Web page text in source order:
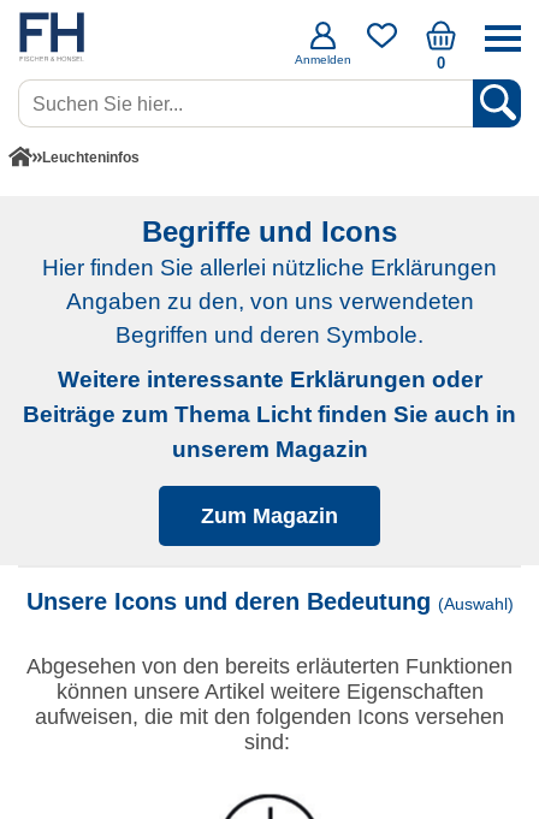
Anmelden 0
Leuchteninfos
Begriffe und Icons
Hier finden Sie allerlei nützliche Erklärungen
Angaben zu den, von uns verwendeten
Begriffen und deren Symbole.
Weitere interessante Erklärungen oder
Beiträge zum Thema Licht finden Sie auch in
unserem Magazin
Zum Magazin
Unsere Icons und deren Bedeutung (Auswahl)
Abgesehen von den bereits erläuterten Funktionen
können unsere Artikel weitere Eigenschaften
aufweisen, die mit den folgenden Icons versehen
sind: